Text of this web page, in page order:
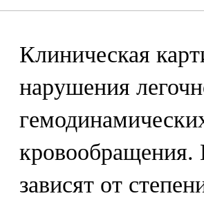
Клиническая
нарушения
кровообращения.
зависят от